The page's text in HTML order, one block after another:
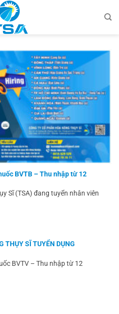
BVTB – Thu nhập từ 12
Sĩ (TSA) đang tuyển nhân viên
THỤY SĨ TUYỂN DỤNG
BVTV – Thu nhập từ 12